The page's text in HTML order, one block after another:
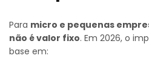
Para micro e pequenas
não é valor fixo. Em 2026, o
base em: